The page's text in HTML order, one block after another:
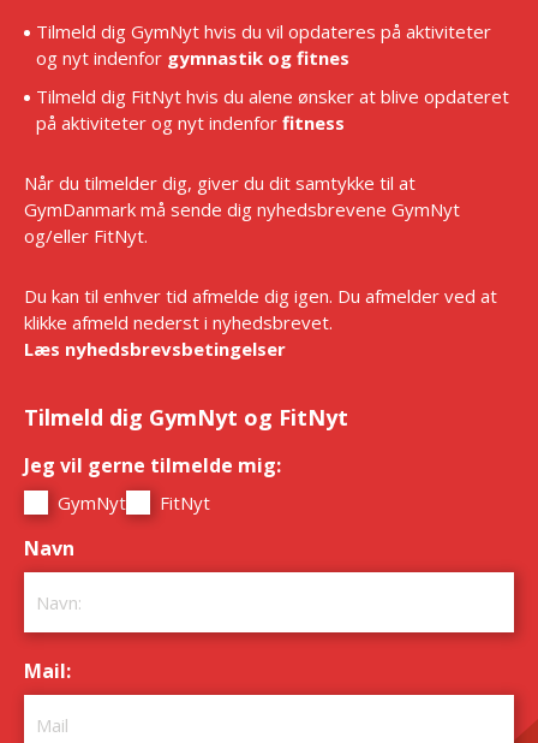
Tilmeld dig GymNyt hvis du vil opdateres på aktiviteter
og nyt indenfor gymnastik og fitnes
Tilmeld dig FitNyt hvis du alene ønsker at blive opdateret
på aktiviteter og nyt indenfor fitness
Når du tilmelder dig, giver du dit samtykke til at
GymDanmark må sende dig nyhedsbrevene GymNyt
og/eller FitNyt.
Du kan til enhver tid afmelde dig igen. Du afmelder ved at
klikke afmeld nederst i nyhedsbrevet.
Læs nyhedsbrevsbetingelser
Tilmeld dig GymNyt og FitNyt
Jeg vil gerne tilmelde mig:
GymNyt FitNyt
Navn
Mail: